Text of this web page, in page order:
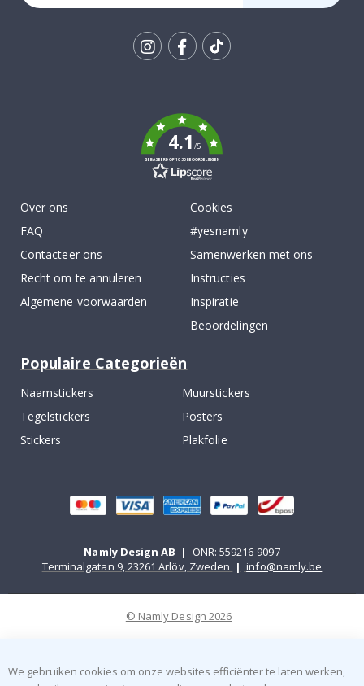
4.1/5
GEBASEERD OP 1030 BEOORDELINGEN
Over ons
FAQ
Contacteer ons
Recht om te annuleren
Algemene voorwaarden
Cookies
#yesnamly
Samenwerken met ons
Instructies
Inspiratie
Beoordelingen
Populaire Categorieën
Naamstickers
Muurstickers
Tegelstickers
Posters
Stickers
Plakfolie
Namly Design AB |
ONR: 559216-9097
Terminalgatan 9, 23261 Arlöv, Zweden | info@namly.be
© Namly Design 2026
We gebruiken cookies om onze websites efficiënter te laten werken,